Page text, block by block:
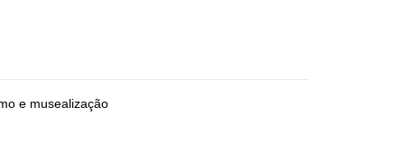
e musealização